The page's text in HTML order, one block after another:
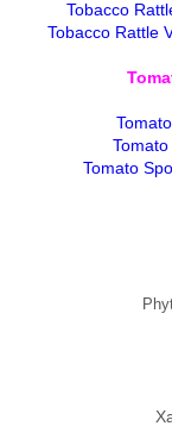
Tobacco
Tobacco Rattle
Tomato